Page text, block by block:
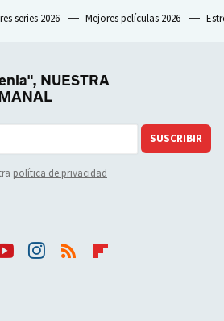
series 2026 Mejores películas 2026
NUESTRA
SUSCRIBIR
política de privacidad